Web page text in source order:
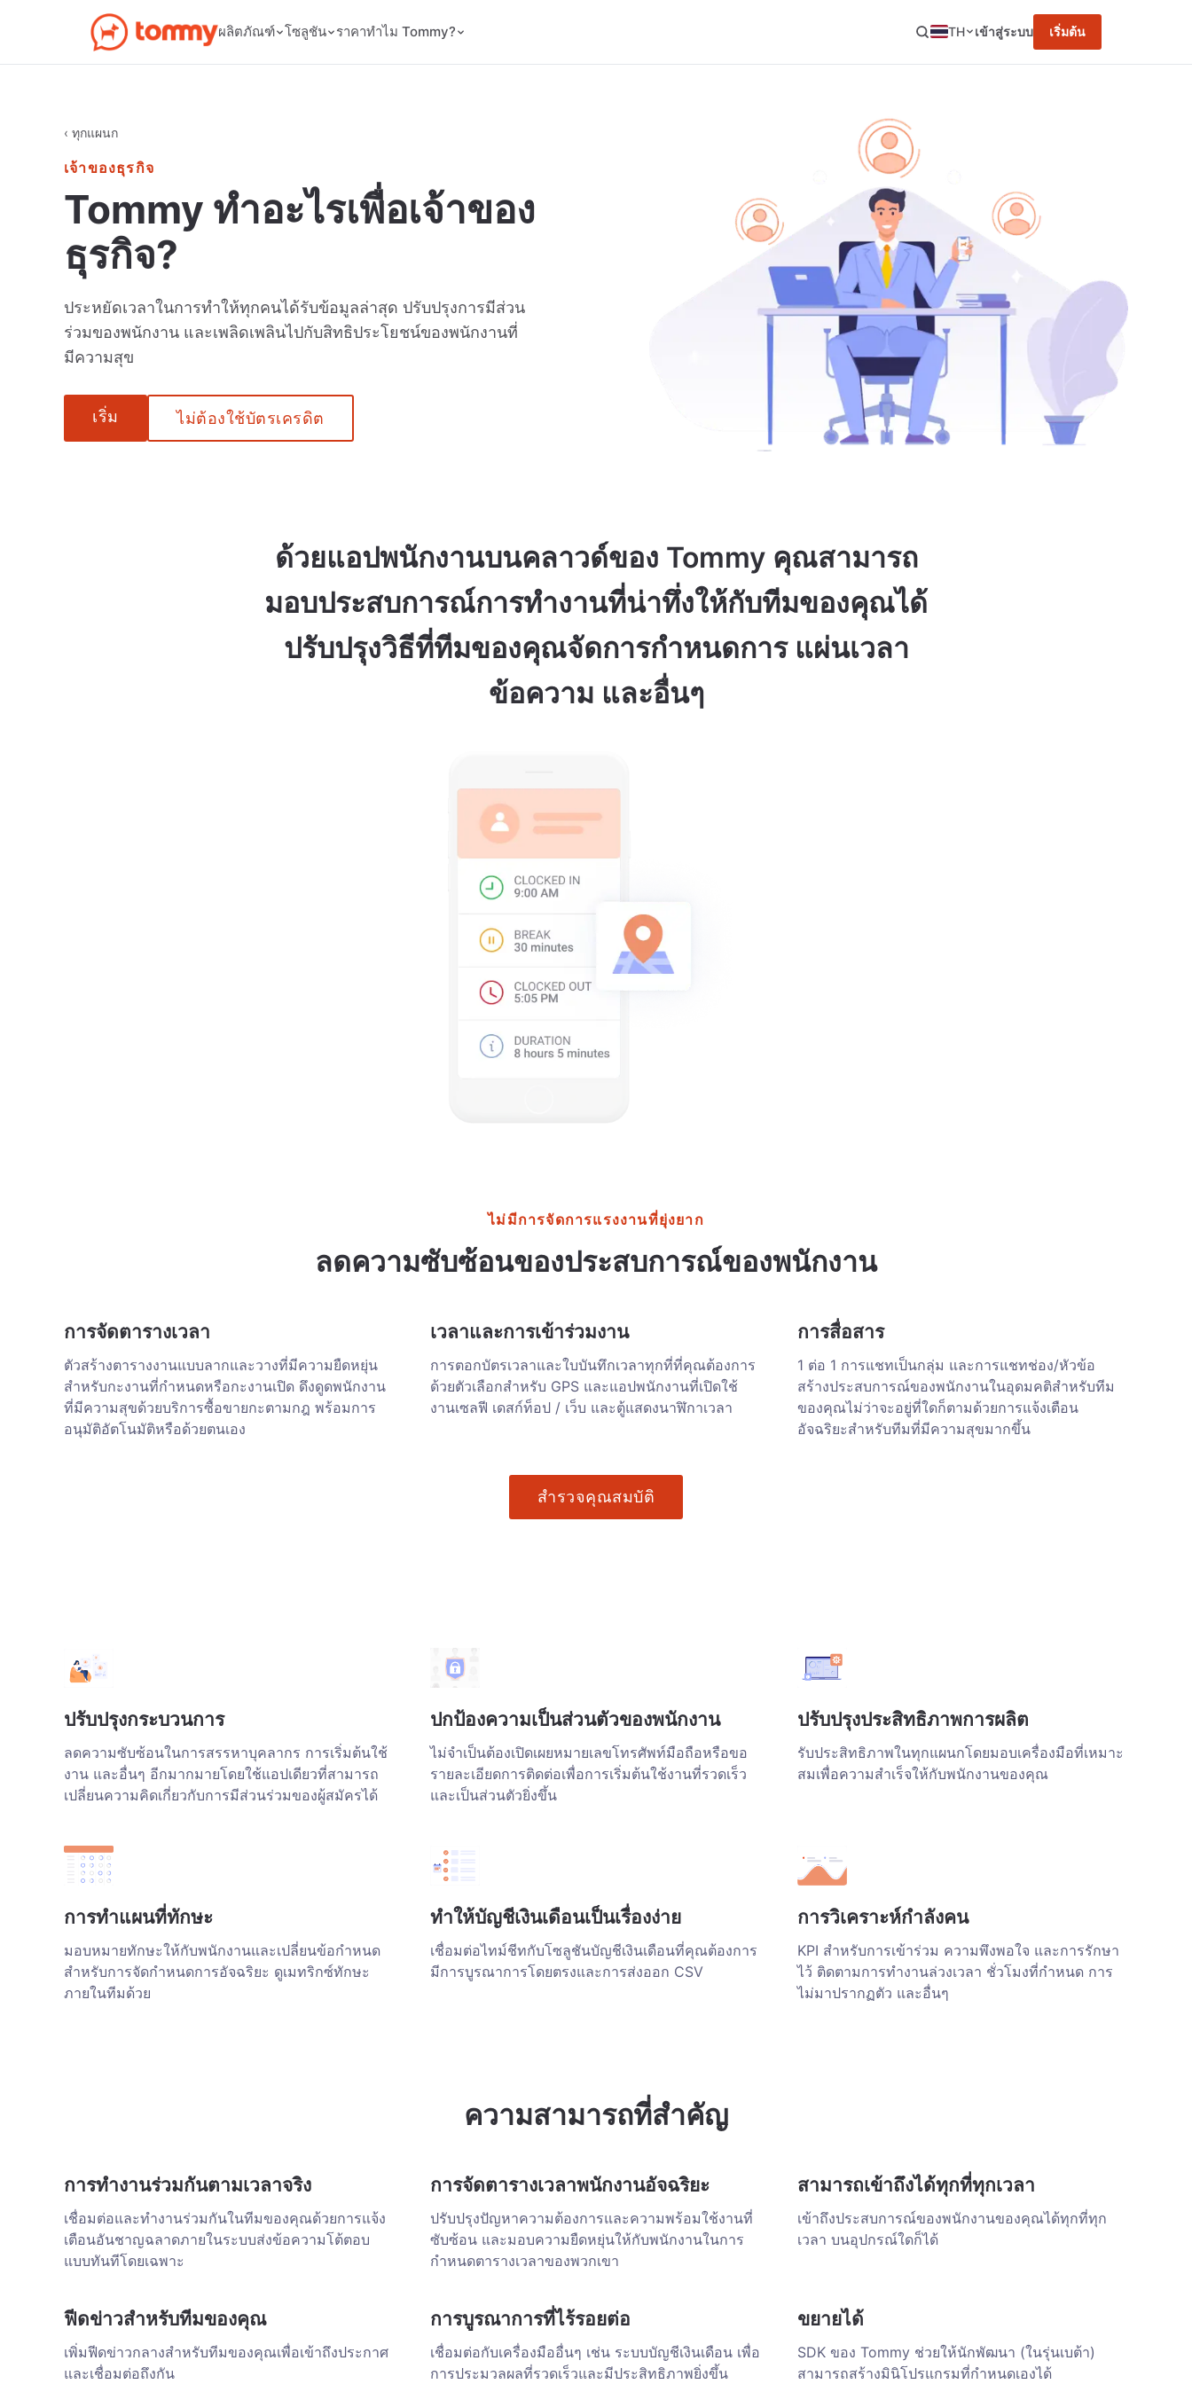
ผลิตภัณฑ์ โซลูชัน ราคาทำไม Tommy? TH เข้าสู่ระบบ เริ่มต้น
‹ ทุกแผนก
เจ้าของธุรกิจ
Tommy ทำอะไรเพื่อเจ้าของ
ธุรกิจ?
ประหยัดเวลาในการทำให้ทุกคนได้รับข้อมูลล่าสุด ปรับปรุงการมีส่วน
ร่วมของพนักงาน และเพลิดเพลินไปกับสิทธิประโยชน์ของพนักงานที่
มีความสุข
เริ่ม ไม่ต้องใช้บัตรเครดิต
ด้วยแอปพนักงานบนคลาวด์ของ Tommy คุณสามารถ
มอบประสบการณ์การทำงานที่น่าทึ่งให้กับทีมของคุณได้
ปรับปรุงวิธีที่ทีมของคุณจัดการกำหนดการ แผ่นเวลา
ข้อความ และอื่นๆ
ไม่มีการจัดการแรงงานที่ยุ่งยาก
ลดความซับซ้อนของประสบการณ์ของพนักงาน
การจัดตารางเวลา
ตัวสร้างตารางงานแบบลากและวางที่มีความยืดหยุ่น
สำหรับกะงานที่กำหนดหรือกะงานเปิด ดึงดูดพนักงาน
ที่มีความสุขด้วยบริการซื้อขายกะตามกฎ พร้อมการ
อนุมัติอัตโนมัติหรือด้วยตนเอง
เวลาและการเข้าร่วมงาน
การตอกบัตรเวลาและใบบันทึกเวลาทุกที่ที่คุณต้องการ
ด้วยตัวเลือกสำหรับ GPS และแอปพนักงานที่เปิดใช้
งานเซลฟี เดสก์ท็อป / เว็บ และตู้แสดงนาฬิกาเวลา
การสื่อสาร
1 ต่อ 1 การแชทเป็นกลุ่ม และการแชทช่อง/หัวข้อ
สร้างประสบการณ์ของพนักงานในอุดมคติสำหรับทีม
ของคุณไม่ว่าจะอยู่ที่ใดก็ตามด้วยการแจ้งเตือน
อัจฉริยะสำหรับทีมที่มีความสุขมากขึ้น
สำรวจคุณสมบัติ
ปรับปรุงกระบวนการ
ลดความซับซ้อนในการสรรหาบุคลากร การเริ่มต้นใช้
งาน และอื่นๆ อีกมากมายโดยใช้แอปเดียวที่สามารถ
เปลี่ยนความคิดเกี่ยวกับการมีส่วนร่วมของผู้สมัครได้
ปกป้องความเป็นส่วนตัวของพนักงาน
ไม่จำเป็นต้องเปิดเผยหมายเลขโทรศัพท์มือถือหรือขอ
รายละเอียดการติดต่อเพื่อการเริ่มต้นใช้งานที่รวดเร็ว
และเป็นส่วนตัวยิ่งขึ้น
ปรับปรุงประสิทธิภาพการผลิต
รับประสิทธิภาพในทุกแผนกโดยมอบเครื่องมือที่เหมาะ
สมเพื่อความสำเร็จให้กับพนักงานของคุณ
การทำแผนที่ทักษะ
มอบหมายทักษะให้กับพนักงานและเปลี่ยนข้อกำหนด
สำหรับการจัดกำหนดการอัจฉริยะ ดูเมทริกซ์ทักษะ
ภายในทีมด้วย
ทำให้บัญชีเงินเดือนเป็นเรื่องง่าย
เชื่อมต่อไทม์ชีทกับโซลูชันบัญชีเงินเดือนที่คุณต้องการ
มีการบูรณาการโดยตรงและการส่งออก CSV
การวิเคราะห์กำลังคน
KPI สำหรับการเข้าร่วม ความพึงพอใจ และการรักษา
ไว้ ติดตามการทำงานล่วงเวลา ชั่วโมงที่กำหนด การ
ไม่มาปรากฏตัว และอื่นๆ
ความสามารถที่สำคัญ
การทำงานร่วมกันตามเวลาจริง
เชื่อมต่อและทำงานร่วมกันในทีมของคุณด้วยการแจ้ง
เตือนอันชาญฉลาดภายในระบบส่งข้อความโต้ตอบ
แบบทันทีโดยเฉพาะ
การจัดตารางเวลาพนักงานอัจฉริยะ
ปรับปรุงปัญหาความต้องการและความพร้อมใช้งานที่
ซับซ้อน และมอบความยืดหยุ่นให้กับพนักงานในการ
กำหนดตารางเวลาของพวกเขา
สามารถเข้าถึงได้ทุกที่ทุกเวลา
เข้าถึงประสบการณ์ของพนักงานของคุณได้ทุกที่ทุก
เวลา บนอุปกรณ์ใดก็ได้
ฟีดข่าวสำหรับทีมของคุณ
เพิ่มฟีดข่าวกลางสำหรับทีมของคุณเพื่อเข้าถึงประกาศ
และเชื่อมต่อถึงกัน
การบูรณาการที่ไร้รอยต่อ
เชื่อมต่อกับเครื่องมืออื่นๆ เช่น ระบบบัญชีเงินเดือน เพื่อ
การประมวลผลที่รวดเร็วและมีประสิทธิภาพยิ่งขึ้น
ขยายได้
SDK ของ Tommy ช่วยให้นักพัฒนา (ในรุ่นเบต้า)
สามารถสร้างมินิโปรแกรมที่กำหนดเองได้